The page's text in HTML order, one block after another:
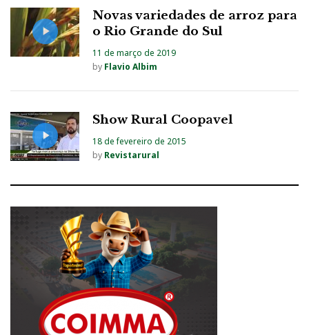
Novas variedades de arroz para
o Rio Grande do Sul
11 de março de 2019
by Flavio Albim
Show Rural Coopavel
18 de fevereiro de 2015
by Revistarural